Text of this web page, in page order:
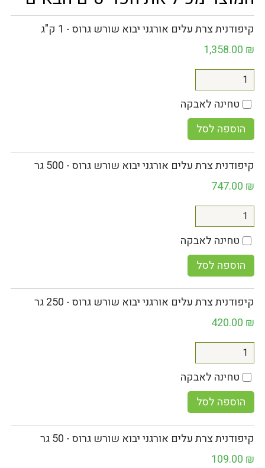
קיפודנית צרת עלים אורגני יבוא שורש גרוס - 1 ק"ג
1,358.00 ₪
טחינה לאבקה
הוספה לסל
קיפודנית צרת עלים אורגני יבוא שורש גרוס - 500 גר
747.00 ₪
טחינה לאבקה
הוספה לסל
קיפודנית צרת עלים אורגני יבוא שורש גרוס - 250 גר
420.00 ₪
טחינה לאבקה
הוספה לסל
קיפודנית צרת עלים אורגני יבוא שורש גרוס - 50 גר
109.00 ₪